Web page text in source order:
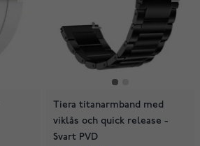
Tiera titanarmband med
viklås och quick release -
Svart PVD